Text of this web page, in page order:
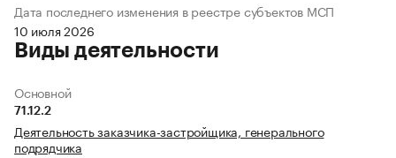
Дата последнего изменения в реестре субъектов МСП
10 июля 2026
Виды деятельности
Основной
71.12.2
Деятельность заказчика-застройщика, генерального
подрядчика